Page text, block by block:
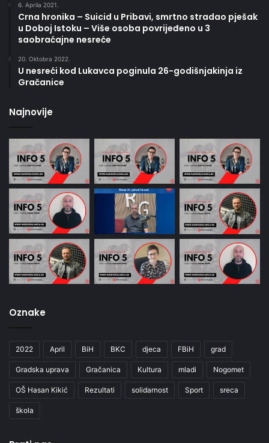
6. Aprila 2021.
Crna hronika – Suicid u Pribavi, smrtno stradao pješak
u Doboj Istoku – Više osoba povrijeđeno u 3
saobraćajne nesreće
20. Oktobra 2022.
U nesreći kod Lukavca poginula 26-godišnjakinja iz
Gračanice
Najnovije
Oznake
2022 April BiH BKC djeca FBiH grad
Gradska uprava Gračanica Kultura mladi Nogomet
OŠ Hasan Kikić Rezultati solidarnost Sport sreca
škola